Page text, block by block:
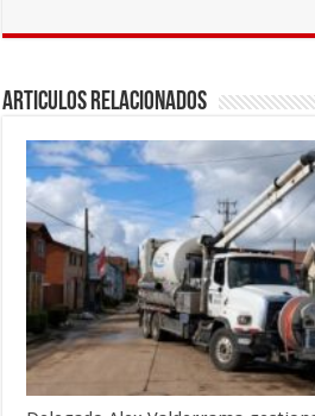
o
o
k
ar
ti
r
Articulos Relacionados